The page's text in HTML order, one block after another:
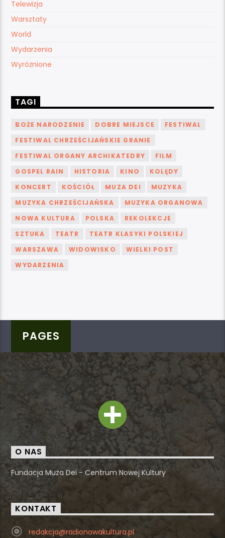
Telewizja
Warsztaty
World
Wydarzenia
Wyróżnione
TAGI
BOŻE NARODZENIE DOBRE MIEJSCE
FESTIWAL
FESTIWAL CHRZEŚCIJAŃSKIE GRANIE
FESTIWAL ORGANY ARCHIKATEDRY
FILM
GOSPEL RAIN
HISTORIA KINO
KOLĘDY
KONCERT
KOŚCIÓŁ MUZA DEI
MUZYKA
MUZYKA CHRZEŚCIJAŃSKA
MUZYKA ORGANOWA
NOWA KULTURA
POLSKA
REKOLEKCJE
SZTUKA
TEATR
TEATR KLASYKI POLSKIEJ
WARSZAWA
WIDOWISKO
WIELKI POST
WYDARZENIA
PAGES
O NAS
Fundacja Muza Dei - Centrum Nowej Kultury
KONTAKT
redakcja@radionowakultura.pl